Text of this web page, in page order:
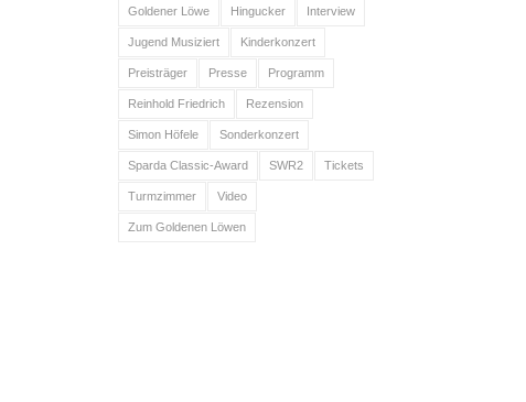
Goldener Löwe Hingucker Interview
Jugend Musiziert Kinderkonzert
Preisträger Presse Programm
Reinhold Friedrich Rezension
Simon Höfele Sonderkonzert
Sparda Classic-Award SWR2 Tickets
Turmzimmer Video
Zum Goldenen Löwen